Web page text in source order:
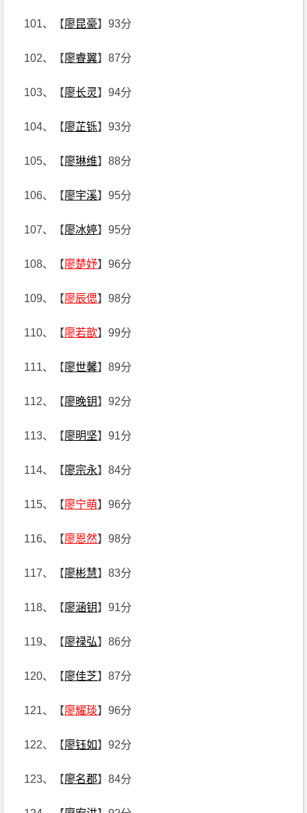
101、【廖昆豪】93分
102、【廖睿翼】87分
103、【廖长灵】94分
104、【廖芷铄】93分
105、【廖琳维】88分
106、【廖宇溪】95分
107、【廖冰婷】95分
108、【廖楚妤】96分
109、【廖辰偲】98分
110、【廖若歆】99分
111、【廖世馨】89分
112、【廖晚钥】92分
113、【廖明坚】91分
114、【廖宗永】84分
115、【廖宁萌】96分
116、【廖恩然】98分
117、【廖彬慧】83分
118、【廖涵钥】91分
119、【廖禄弘】86分
120、【廖佳芝】87分
121、【廖耀琰】96分
122、【廖钰如】92分
123、【廖名郡】84分